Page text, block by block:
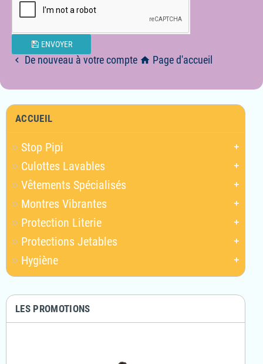
ACCUEIL
Stop Pipi add
Culottes Lavables add
Vêtements Spécialisés add
Montres Vibrantes add
Protection Literie add
Protections Jetables add
Hygiène add
LES PROMOTIONS
ENVOYER
 De nouveau à votre compte  Page d'accueil